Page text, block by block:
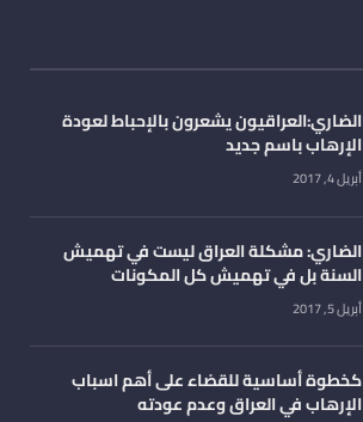
الضاري:العراقيون يشعرون بالإحباط لعودة
الإرهاب باسم جديد
أبريل 4, 2017
الضاري: مشكلة العراق ليست في تهميش
السنة بل في تهميش كل المكونات
أبريل 5, 2017
كخطوة أساسية للقضاء على أهم اسباب
الإرهاب في العراق وعدم عودته